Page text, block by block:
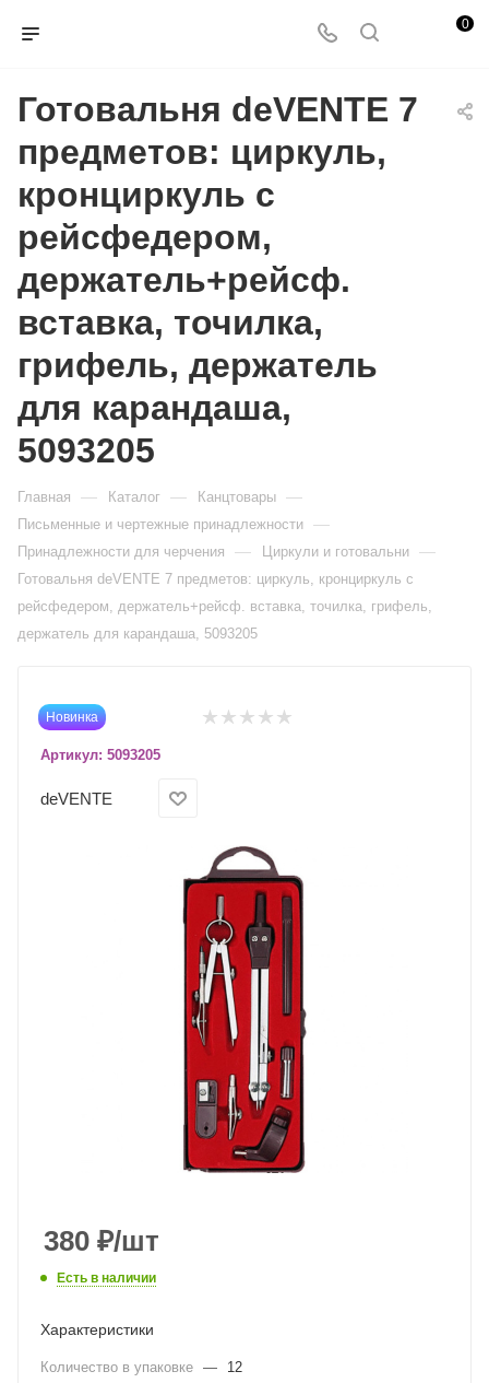
0
Готовальня deVENTE 7
предметов: циркуль,
кронциркуль с
рейсфедером,
держатель+рейсф.
вставка, точилка,
грифель, держатель
для карандаша,
5093205
Главная — Каталог — Канцтовары —
Письменные и чертежные принадлежности —
Принадлежности для черчения — Циркули и готовальни —
Готовальня deVENTE 7 предметов: циркуль, кронциркуль с
рейсфедером, держатель+рейсф. вставка, точилка, грифель,
держатель для карандаша, 5093205
Новинка
Артикул: 5093205
deVENTE
380 ₽/шт
Есть в наличии
Характеристики
Количество в упаковке —
12